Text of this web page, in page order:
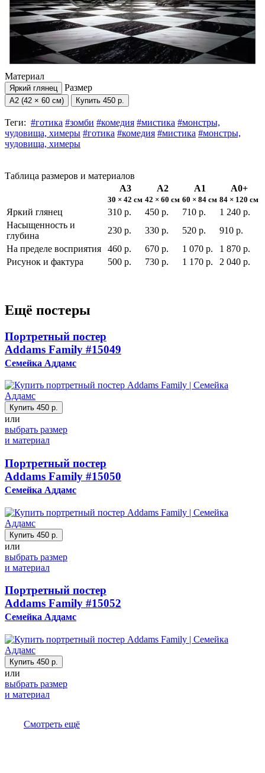
Материал
Яркий глянец Размер
А2 (42 × 60 см) Купить 450 р.
Теги: #готика #зомби #комедия #мистика #монстры,
чудовища, химеры #готика #комедия #мистика #монстры,
чудовища, химеры
Таблица размеров и материалов
А3
30 × 42 см
А2
42 × 60 см
А1
60 × 84 см
А0+
84 × 120 см
Яркий глянец 310 р. 450 р. 710 р.
1 240 р.
Насыщенность и
глубина
230 р. 330 р. 520 р.
910 р.
На пределе восприятия
460 р. 670 р. 1 070 р.
1 870 р.
Рисунок и фактура
500 р. 730 р. 1 170 р. 2 040 р.
Ещё постеры
Портретный постер
Addams Family #15049
Семейка Аддамс
Купить 450 р.
или
выбрать размер
и материал
Портретный постер
Addams Family #15050
Семейка Аддамс
Купить 450 р.
или
выбрать размер
и материал
Портретный постер
Addams Family #15052
Семейка Аддамс
Купить 450 р.
или
выбрать размер
и материал
Смотреть ещё